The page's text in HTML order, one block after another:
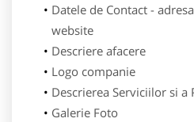
Datele de Contact -
website
Descriere afacere
Logo companie
Descrierea Serviciilor si a
Galerie Foto